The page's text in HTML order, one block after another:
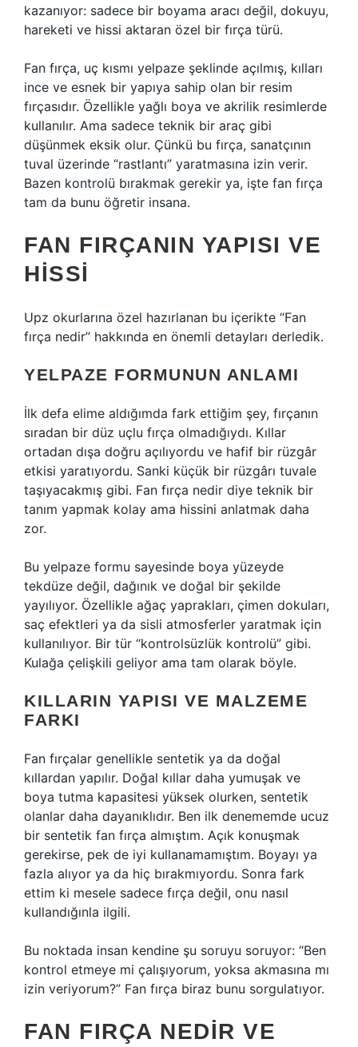
kazanıyor: sadece bir boyama aracı değil, dokuyu,
hareketi ve hissi aktaran özel bir fırça türü.
Fan fırça, uç kısmı yelpaze şeklinde açılmış, kılları
ince ve esnek bir yapıya sahip olan bir resim
fırçasıdır. Özellikle yağlı boya ve akrilik resimlerde
kullanılır. Ama sadece teknik bir araç gibi
düşünmek eksik olur. Çünkü bu fırça, sanatçının
tuval üzerinde “rastlantı” yaratmasına izin verir.
Bazen kontrolü bırakmak gerekir ya, işte fan fırça
tam da bunu öğretir insana.
FAN FIRÇANIN YAPISI VE
HISSI
Upz okurlarına özel hazırlanan bu içerikte “Fan
fırça nedir” hakkında en önemli detayları derledik.
YELPAZE FORMUNUN ANLAMI
İlk defa elime aldığımda fark ettiğim şey, fırçanın
sıradan bir düz uçlu fırça olmadığıydı. Kıllar
ortadan dışa doğru açılıyordu ve hafif bir rüzgâr
etkisi yaratıyordu. Sanki küçük bir rüzgârı tuvale
taşıyacakmış gibi. Fan fırça nedir diye teknik bir
tanım yapmak kolay ama hissini anlatmak daha
zor.
Bu yelpaze formu sayesinde boya yüzeyde
tekdüze değil, dağınık ve doğal bir şekilde
yayılıyor. Özellikle ağaç yaprakları, çimen dokuları,
saç efektleri ya da sisli atmosferler yaratmak için
kullanılıyor. Bir tür “kontrolsüzlük kontrolü” gibi.
Kulağa çelişkili geliyor ama tam olarak böyle.
KILLARIN YAPISI VE MALZEME
FARKI
Fan fırçalar genellikle sentetik ya da doğal
kıllardan yapılır. Doğal kıllar daha yumuşak ve
boya tutma kapasitesi yüksek olurken, sentetik
olanlar daha dayanıklıdır. Ben ilk denememde ucuz
bir sentetik fan fırça almıştım. Açık konuşmak
gerekirse, pek de iyi kullanamamıştım. Boyayı ya
fazla alıyor ya da hiç bırakmıyordu. Sonra fark
ettim ki mesele sadece fırça değil, onu nasıl
kullandığınla ilgili.
Bu noktada insan kendine şu soruyu soruyor: “Ben
kontrol etmeye mi çalışıyorum, yoksa akmasına mı
izin veriyorum?” Fan fırça biraz bunu sorgulatıyor.
FAN FIRÇA NEDIR VE